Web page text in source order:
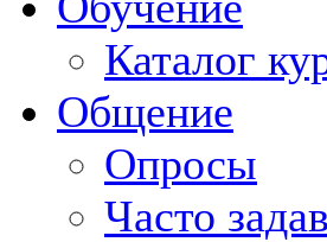
Каталог
Общение
Опросы
Часто